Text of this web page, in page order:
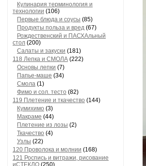
Кулинария терминология и
технологии (106)
Первые блюда и соусы (85)
Продукты польза и вред (67)
Рождественский и ПАСХАльный
стол (200)
Салаты и закуски (181)
118 Лепка и СМОЛА (222)
Основы лепки (7)
Папье-маше (34)
Смола (1)
Фимо и сол. тесто (82)
119 Плетение и ткачество (144)
Кумихимо (3)
Макраме (44)
Плетение из лозы (2)
Ткачество (4)
Узлы (22)
120 Проволока и молнии (168)
121 Роспись и витражи, рисование
иСТЕКЛО (250)